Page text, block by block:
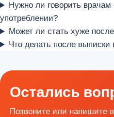
Нужно ли говорить
употреблении?
Может ли стать хуже
Что делать после
Остались
Позвоните или напишите